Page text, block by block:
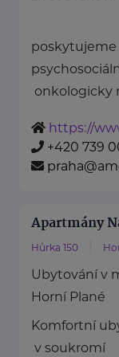
poskytujeme
onkologicky
https://
+420 739
Apartmány
Hůrka 150
Ubytování v
Horní Plané
Komfortní
v soukromí